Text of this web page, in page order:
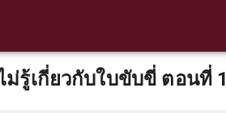
ม่รู้เกี่ยวกับใบขับขี่ ตอนที่ 1